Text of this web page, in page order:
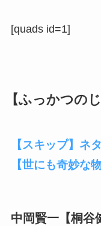
[quads id=1]
【ふっかつの
【スキップ】ネ
【世にも奇妙な物
中岡賢一【桐谷